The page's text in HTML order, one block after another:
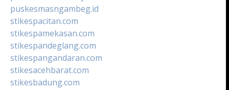
puskesmasngambeg.id
stikespacitan.com
stikespamekasan.com
stikespandeglang.com
stikespangandaran.com
stikesacehbarat.com
stikesbadung.com